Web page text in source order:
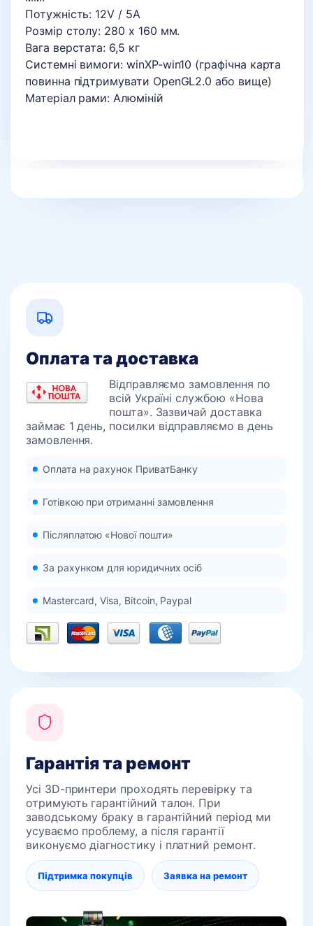
Потужність: 12V / 5A
Розмір столу: 280 х 160 мм.
Вага верстата: 6,5 кг
Системні вимоги: winXP-win10 (графічна карта
повинна підтримувати OpenGL2.0 або вище)
Матеріал рами: Алюміній
Оплата та доставка
Відправляємо замовлення по
всій Україні службою «Нова
пошта». Зазвичай доставка
займає 1 день, посилки відправляємо в день
замовлення.
Оплата на рахунок ПриватБанку
Готівкою при отриманні замовлення
Післяплатою «Нової пошти»
За рахунком для юридичних осіб
Mastercard, Visa, Bitcoin, Paypal
Гарантія та ремонт
Усі 3D-принтери проходять перевірку та
отримують гарантійний талон. При
заводському браку в гарантійний період ми
усуваємо проблему, а після гарантії
виконуємо діагностику і платний ремонт.
Підтримка покупців Заявка на ремонт